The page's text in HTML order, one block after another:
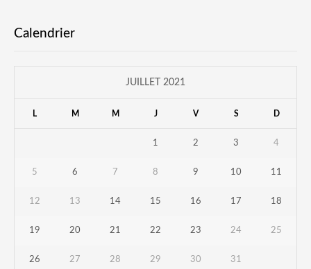
Calendrier
JUILLET 2021
L M M J V S D
1 2 3 4
5 6 7 8 9 10 11
12 13 14 15 16 17 18
19 20 21 22 23 24 25
26 27 28 29 30 31